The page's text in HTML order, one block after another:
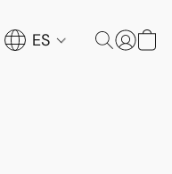
ES